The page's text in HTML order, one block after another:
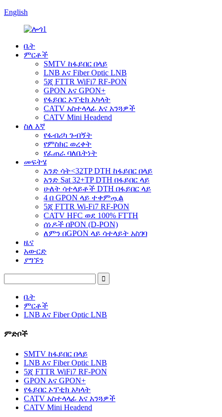
English
ቤት
ምርቶች
SMTV ከፋይበር በላይ
LNB እና Fiber Optic LNB
5ጂ FTTR WiFi7 RF-PON
GPON እና GPON+
የፋይበር ኦፕቲክ አካላት
CATV አስተላላፊ እና አንጓዎች
CATV Mini Headend
ስለ እኛ
የፋብሪካ ጉብኝት
የምስክር ወረቀት
የፈጠራ ባለቤትነት
መፍትሄ
አንድ ሳት<32TP DTH ከፋይበር በላይ
አንድ Sat 32+TP DTH በፋይበር ላይ
ሁለት ሳተላይቶች DTH በፋይበር ላይ
4 በ GPON ላይ ተቀምጧል
5ጂ FTTR Wi-Fi7 RF-PON
CATV HFC ወደ 100% FTTH
ሰነዶች በPON (D-PON)
ለምን በGPON ላይ ሳተላይት አስገባ
ዜና
አውርድ
ያግኙን
ቤት
ምርቶች
LNB እና Fiber Optic LNB
ምድቦች
SMTV ከፋይበር በላይ
LNB እና Fiber Optic LNB
5ጂ FTTR WiFi7 RF-PON
GPON እና GPON+
የፋይበር ኦፕቲክ አካላት
CATV አስተላላፊ እና አንጓዎች
CATV Mini Headend